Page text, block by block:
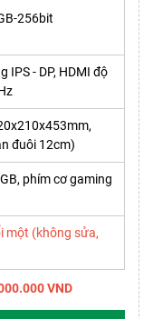
256bit
IPS - DP, HDMI độ
đuôi 12cm)
phím cơ gaming
một (không sửa,
VND